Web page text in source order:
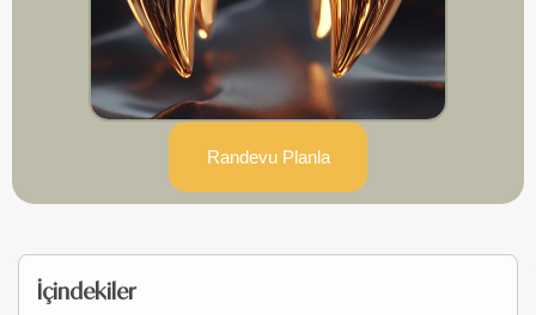
Randevu Planla
İçindekiler